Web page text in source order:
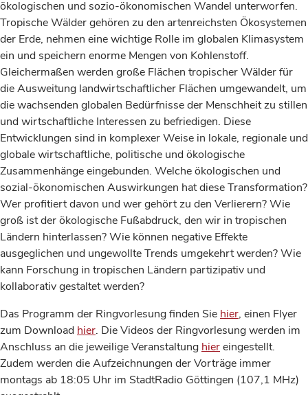
ökologischen und sozio-ökonomischen Wandel unterworfen.
Tropische Wälder gehören zu den artenreichsten Ökosystemen
der Erde, nehmen eine wichtige Rolle im globalen Klimasystem
ein und speichern enorme Mengen von Kohlenstoff.
Gleichermaßen werden große Flächen tropischer Wälder für
die Ausweitung landwirtschaftlicher Flächen umgewandelt, um
die wachsenden globalen Bedürfnisse der Menschheit zu stillen
und wirtschaftliche Interessen zu befriedigen. Diese
Entwicklungen sind in komplexer Weise in lokale, regionale und
globale wirtschaftliche, politische und ökologische
Zusammenhänge eingebunden. Welche ökologischen und
sozial-ökonomischen Auswirkungen hat diese Transformation?
Wer profitiert davon und wer gehört zu den Verlierern? Wie
groß ist der ökologische Fußabdruck, den wir in tropischen
Ländern hinterlassen? Wie können negative Effekte
ausgeglichen und ungewollte Trends umgekehrt werden? Wie
kann Forschung in tropischen Ländern partizipativ und
kollaborativ gestaltet werden?
Das Programm der Ringvorlesung finden Siehier, einen Flyer
zum Downloadhier. Die Videos der Ringvorlesung werden im
Anschluss an die jeweilige Veranstaltunghiereingestellt.
Zudem werden die Aufzeichnungen der Vorträge immer
montags ab 18:05 Uhr im StadtRadio Göttingen (107,1 MHz)